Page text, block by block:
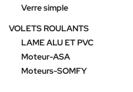
Verre simple
VOLETS ROULANTS
LAME ALU ET PVC
Moteur-ASA
Moteurs-SOMFY